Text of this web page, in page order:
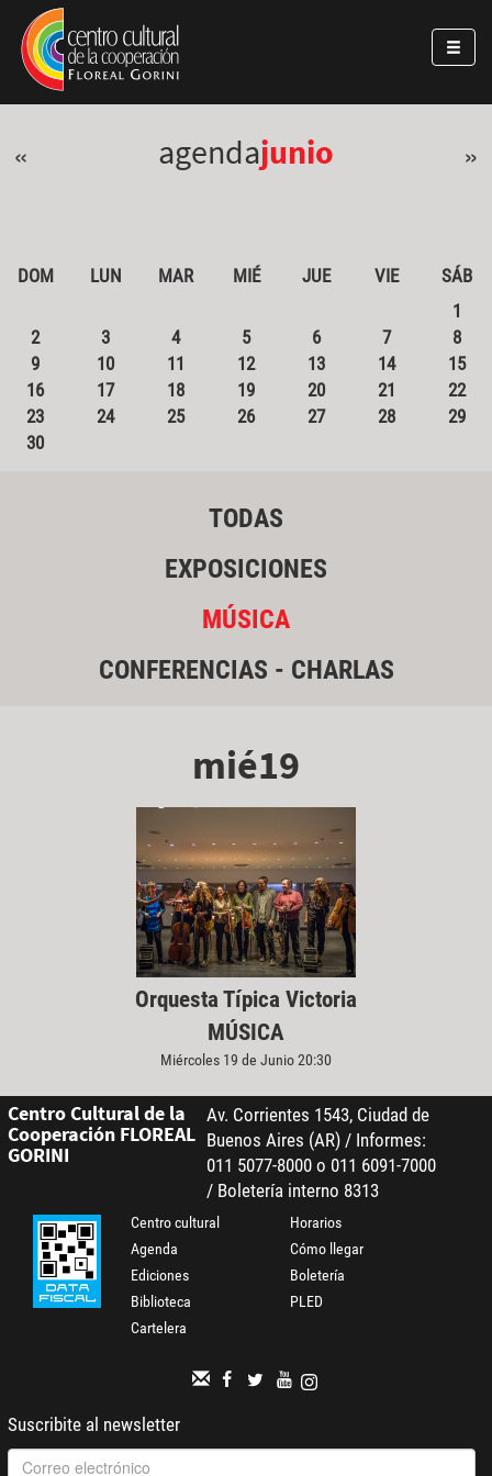
Pasar al contenido principal
Jump to main content
« agendajunio »
DOM LUN MAR MIÉ JUE VIE
SÁB
1
2
3 4 5 6 7
8
9
10 11 12 13 14
15
16
17 18 19 20 21
22
23
24 25 26 27 28
29
30
TODAS
EXPOSICIONES
MÚSICA
CONFERENCIAS - CHARLAS
mié19
Orquesta Típica Victoria
MÚSICA
Miércoles 19 de Junio 20:30
Centro Cultural de la
Cooperación FLOREAL
GORINI
Av. Corrientes 1543, Ciudad de
Buenos Aires (AR) / Informes:
011 5077-8000 o 011 6091-7000
/ Boletería interno 8313
Centro cultural
Agenda
Ediciones
Biblioteca
Cartelera
Horarios
Cómo llegar
Boletería
PLED
Suscribite al newsletter